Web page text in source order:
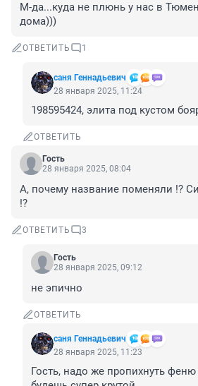
М-да...куда не плюнь у нас в
дома)))
ОТВЕТИТЬ 1
саня Геннадьевич
28 января 2025, 11:24
198595424, элита под кустом
ОТВЕТИТЬ
Гость
28 января 2025, 08:04
А, почему название поменяли !?
!?
ОТВЕТИТЬ 3
Гость
28 января 2025, 09:12
не эпично
ОТВЕТИТЬ
саня Геннадьевич
28 января 2025, 11:23
Гость, надо же пропихнуть